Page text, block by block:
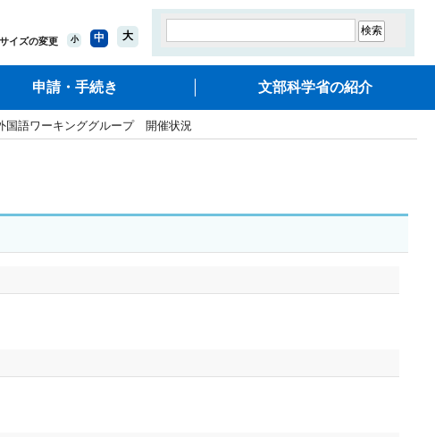
イズの変更 小 中 大
申請・手続き 文部科学省の紹介
語ワーキンググループ 開催状況